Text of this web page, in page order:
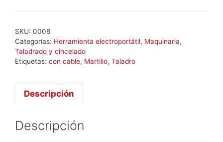
27
SKU: 0008
Categorías: Herramienta electroportátil, Maquinaria,
Taladrado y cincelado
Etiquetas: con cable, Martillo, Taladro
Descripción
Descripción